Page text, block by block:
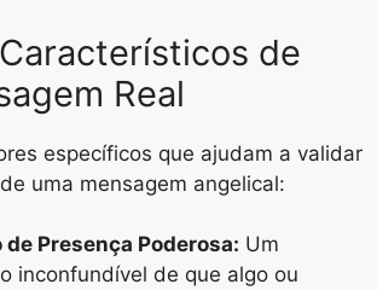
de
Real
específicos que ajudam a validar
uma mensagem angelical:
de Presença Poderosa: Um
inconfundível de que algo ou